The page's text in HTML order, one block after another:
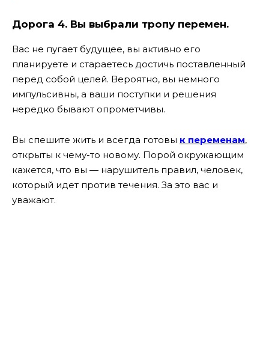
Дорога 4. Вы выбрали тропу перемен.
Вас не пугает будущее, вы активно его
планируете и стараетесь достичь поставленный
перед собой целей. Вероятно, вы немного
импульсивны, а ваши поступки и решения
нередко бывают опрометчивы.
Вы спешите жить и всегда готовы к переменам,
открыты к чему-то новому. Порой окружающим
кажется, что вы — нарушитель правил, человек,
который идет против течения. За это вас и
уважают.